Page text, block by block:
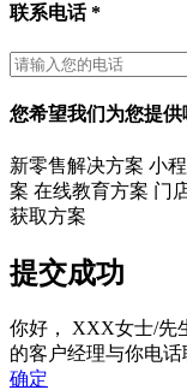
联系电话*
您希望我们为您提供
新零售解决方案 小
案 在线教育方案 门
获取方案
提交成功
你好， XXX女士/先
的客户经理与你电
确定